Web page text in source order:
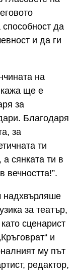
да
и да ги
на
кажа ще е
за
Благодаря
за
ти
сянката ти в
вечността!”.
надхвърляше
за театър,
сценарист
и
му път
редактор,